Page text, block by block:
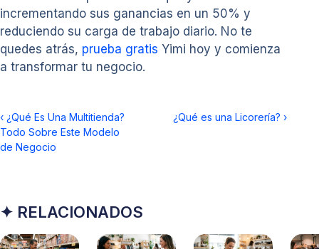
incrementando sus ganancias en un 50% y
reduciendo su carga de trabajo diario. No te
quedes atrás, prueba gratis Yimi hoy y comienza
a transformar tu negocio.
‹ ¿Qué Es Una Multitienda?
Todo Sobre Este Modelo
de Negocio
¿Qué es una Licorería? ›
✦ RELACIONADOS